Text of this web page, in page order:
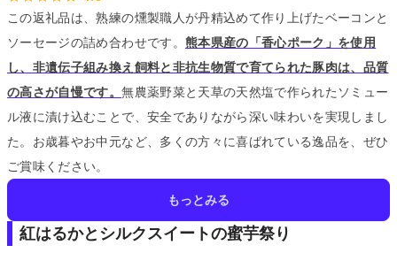
この返礼品は、熟練の燻製職人が丹精込めて作り上げたベーコンと
ソーセージの詰め合わせです。 熊本県産の「香心ポーク」を使用
し、非遺伝子組み換え飼料と非抗生物質で育てられた豚肉は、品質
の高さが自慢です。無農薬野菜と天草の天然塩で作られたソミュー
ル液に漬け込むことで、安全でありながら深い味わいを実現しまし
た。 お歳暮やお中元など、多くの方々に喜ばれている逸品を、ぜひ
ご賞味ください。
もっとみる
紅はるかとシルクスイートの蜜芋祭り